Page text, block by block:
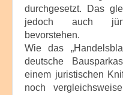
durchgesetzt. Das
jedoch auch
bevorstehen.
Wie das
deutsche
einem juristischen
noch